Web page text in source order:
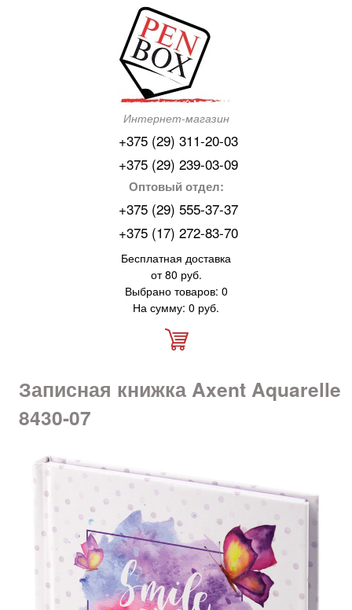
Интернет-магазин
+375 (29) 311-20-03
+375 (29) 239-03-09
Оптовый отдел:
+375 (29) 555-37-37
+375 (17) 272-83-70
Бесплатная доставка
от 80 руб.
Выбрано товаров: 0
На сумму: 0 руб.
Записная книжка Axent Aquarelle
8430-07